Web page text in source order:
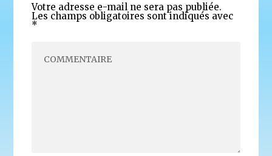
Votre adresse e-mail ne sera pas publiée.
Les champs obligatoires sont indiqués avec
*